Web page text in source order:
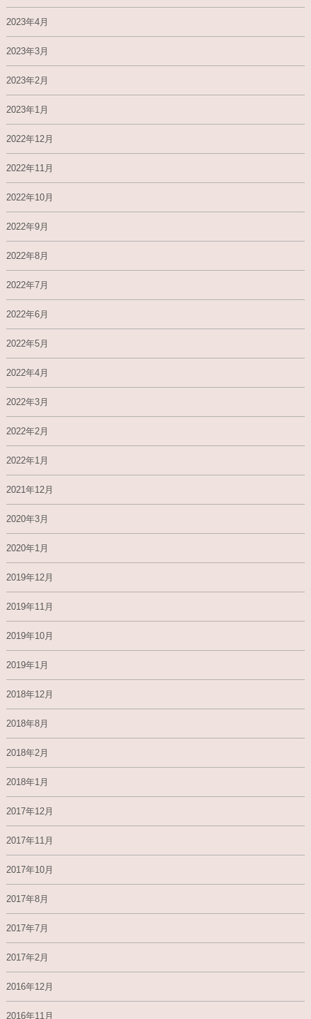
2023年4月
2023年3月
2023年2月
2023年1月
2022年12月
2022年11月
2022年10月
2022年9月
2022年8月
2022年7月
2022年6月
2022年5月
2022年4月
2022年3月
2022年2月
2022年1月
2021年12月
2020年3月
2020年1月
2019年12月
2019年11月
2019年10月
2019年1月
2018年12月
2018年8月
2018年2月
2018年1月
2017年12月
2017年11月
2017年10月
2017年8月
2017年7月
2017年2月
2016年12月
2016年11月